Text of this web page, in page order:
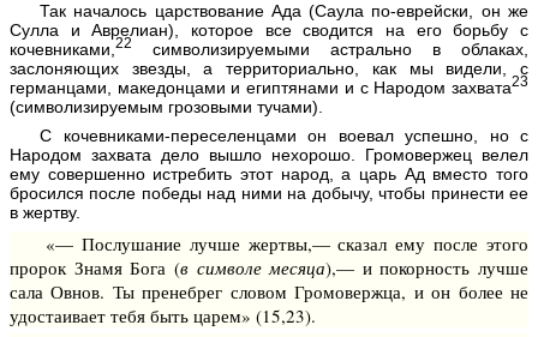
Так началось царствование Ада (Саула по-еврейски, он же
Сулла и Аврелиан), которое все сводится на его борьбу с
кочевниками, 22
символизируемыми астрально в облаках,
заслоняющих звезды, а территориально, как мы видели, с
германцами, македонцами и египтянами и с Народом захвата23
(символизируемым грозовыми тучами).
С кочевниками-переселенцами он воевал успешно, но с
Народом захвата дело вышло нехорошо. Громовержец велел
ему совершенно истребить этот народ, а царь Ад вместо того
бросился после победы над ними на добычу, чтобы принести ее
в жертву.
«— Послушание лучше жертвы,— сказал ему после этого
пророк Знамя Бога (в символе месяца),— и покорность лучше
сала Овнов. Ты пренебрег словом Громовержца, и он более не
удостаивает тебя быть царем» (15,23).